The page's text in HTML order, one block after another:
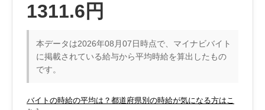
1311.6円
本データは2026年08月07日時点で、マイナビバイト
に掲載されている給与から平均時給を算出したもの
です。
バイトの時給の平均は？都道府県別の時給が気になる方はこ